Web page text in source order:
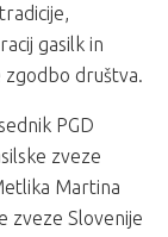
gasilk in
zgodbo društva.
PGD
zveze
Martina
zveze Slovenije